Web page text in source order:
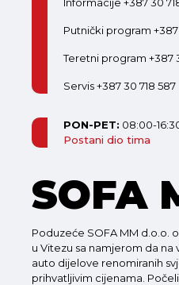
Putnički program +387
Teretni program +387
Servis +387 30 718 587
PON-PET: 08:00-
Postani dio tima
SOFA
Poduzeće SOFA MM d.o.o.
u Vitezu sa namjerom da na
auto dijelove renomiranih
prihvatljivim cijenama.